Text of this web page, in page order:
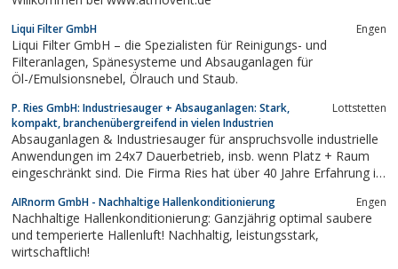
Liqui Filter GmbH Engen
Liqui Filter GmbH – die Spezialisten für Reinigungs- und
Filteranlagen, Spänesysteme und Absauganlagen für
Öl-/Emulsionsnebel, Ölrauch und Staub.
P. Ries GmbH: Industriesauger + Absauganlagen: Stark,
kompakt, branchenübergreifend in vielen Industrien
Lottstetten
Absauganlagen & Industriesauger für anspruchsvolle industrielle
Anwendungen im 24x7 Dauerbetrieb, insb. wenn Platz + Raum
eingeschränkt sind. Die Firma Ries hat über 40 Jahre Erfahrung in
fortschrittlich, bauen bei vergleichbarer Saug- &
Filtrierungsleistung immer...
AIRnorm GmbH - Nachhaltige Hallenkonditionierung Engen
Nachhaltige Hallenkonditionierung: Ganzjährig optimal saubere
und temperierte Hallenluft! Nachhaltig, leistungsstark,
wirtschaftlich!